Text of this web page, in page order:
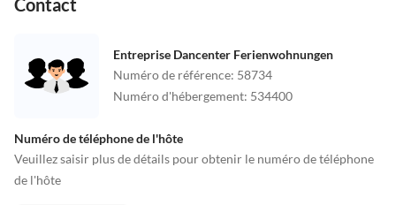
Contact
Entreprise Dancenter Ferienwohnungen
Numéro de référence: 58734
Numéro d'hébergement: 534400
Numéro de téléphone de l'hôte
Veuillez saisir plus de détails pour obtenir le numéro de téléphone
de l'hôte